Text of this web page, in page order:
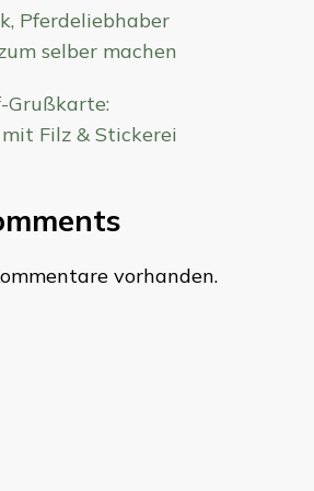
Pferdeliebhaber
selber machen
Grußkarte:
Filz & Stickerei
vorhanden.